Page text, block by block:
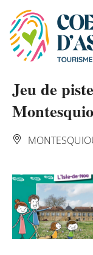
Panneau de
Jeu de